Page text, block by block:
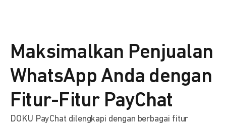
Maksimalkan Penjualan
WhatsApp Anda dengan
Fitur-Fitur PayChat
DOKU PayChat dilengkapi dengan berbagai fitur